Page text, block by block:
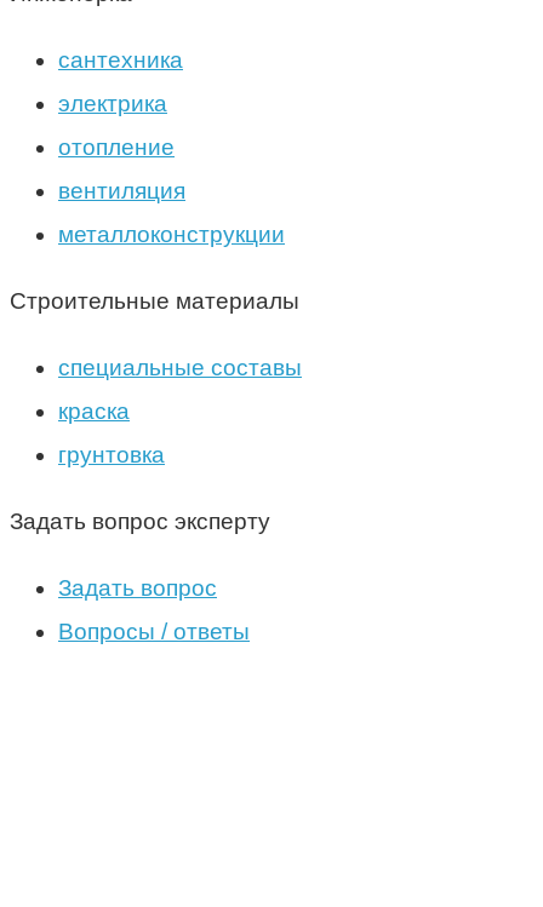
сантехника
электрика
отопление
вентиляция
металлоконструкции
Строительные материалы
специальные составы
краска
грунтовка
Задать вопрос эксперту
Задать вопрос
Вопросы / ответы